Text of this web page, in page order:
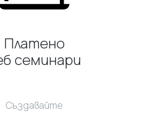
Платено
семинари
Създавайте